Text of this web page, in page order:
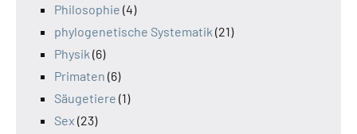
Philosophie (4)
phylogenetische Systematik (21)
Physik (6)
Primaten (6)
Säugetiere (1)
Sex (23)